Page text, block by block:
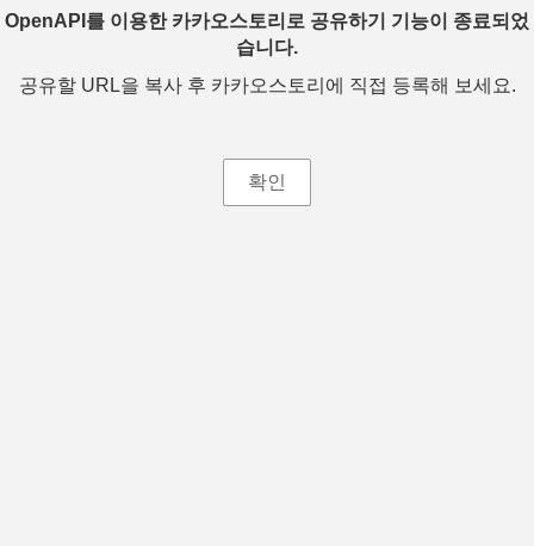
OpenAPI를 이용한 카카오스토리로 공유하기 기능이 종료되었
습니다.
공유할 URL을 복사 후 카카오스토리에 직접 등록해 보세요.
확인